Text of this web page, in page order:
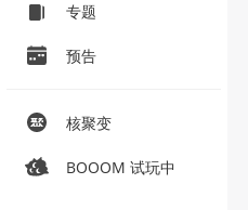
专题
预告
核聚变
BOOOM 试玩中